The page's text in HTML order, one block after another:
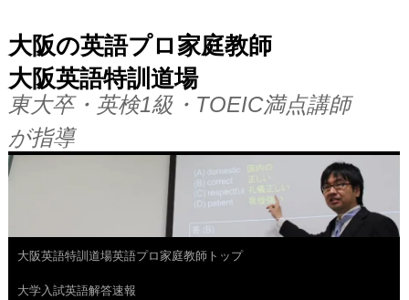
大阪の英語プロ家庭教師
大阪英語特訓道場
東大卒・英検1級・TOEIC満点講師
が指導
コ
ン
大阪英語特訓道場英語プロ家庭教師トップ
大学入試英語解答速報